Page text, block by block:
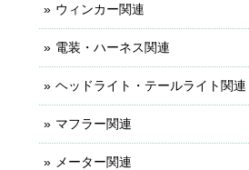
ウィンカー関連
電装・ハーネス関連
ヘッドライト・テールライト関連
マフラー関連
メーター関連